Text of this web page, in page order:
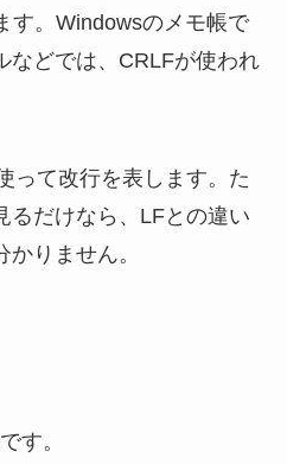
す。Windowsのメモ帳で
などでは、CRLFが使われ
って改行を表します。た
るだけなら、LFとの違い
りません。
す。